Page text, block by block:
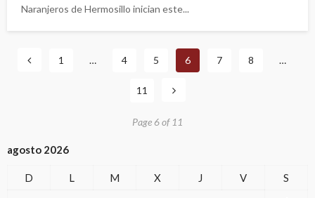
Naranjeros de Hermosillo inician este...
1 … 4 5 6 7 8 …
11
Page 6 of 11
agosto 2026
D L M X J V
S